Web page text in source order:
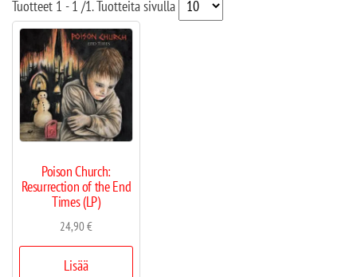
Tuotteet 1 - 1 /1. Tuotteita sivulla
Poison Church:
Resurrection of the End
Times (LP)
24,90€
Lisää